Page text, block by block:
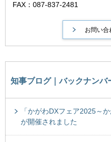
FAX：087-837-2481
知事ブログ｜バックナンバ
「かがわDXフェア2025～
が開催されました